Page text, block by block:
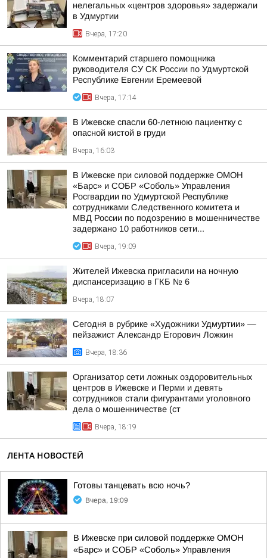
нелегальных «центров здоровья» задержали
в Удмуртии
Вчера, 17:20
Комментарий старшего помощника
руководителя СУ СК России по Удмуртской
Республике Евгении Еремеевой
Вчера, 17:14
В Ижевске спасли 60-летнюю пациентку с
опасной кистой в груди
Вчера, 16:03
В Ижевске при силовой поддержке ОМОН
«Барс» и СОБР «Соболь» Управления
Росгвардии по Удмуртской Республике
сотрудниками Следственного комитета и
МВД России по подозрению в мошенничестве
задержано 10 работников сети...
Вчера, 19:09
Жителей Ижевска пригласили на ночную
диспансеризацию в ГКБ № 6
Вчера, 18:07
Сегодня в рубрике «Художники Удмуртии» —
пейзажист Александр Егорович Ложкин
Вчера, 18:36
Организатор сети ложных оздоровительных
центров в Ижевске и Перми и девять
сотрудников стали фигурантами уголовного
дела о мошенничестве (ст
Вчера, 18:19
ЛЕНТА НОВОСТЕЙ
Готовы танцевать всю ночь?
Вчера, 19:09
В Ижевске при силовой поддержке ОМОН
«Барс» и СОБР «Соболь» Управления